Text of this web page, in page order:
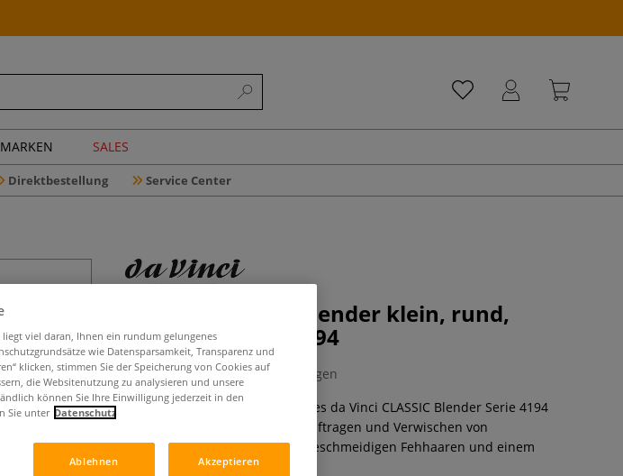
MARKEN SALES
Direktbestellung Service Center
da Vinci CLASSIC Blender klein, rund,
Fehhaare, Serie 4194
0 Bewertungen
Die speziell abgerundete Form des da Vinci CLASSIC Blender Serie 4194
Pinsels vereinfacht das exakte Auftragen und Verwischen von
Augenmakeup. Hergestellt aus geschmeidigen Fehhaaren und einem
handlichen Holzgriff.
viel daran, Ihnen ein rundum gelungenes
wie Datensparsamkeit, Transparenz und
klicken, stimmen Sie der Speicherung von Cookies auf
die Websitenutzung zu analysieren und unsere
können Sie Ihre Einwilligung jederzeit in den
Sie unter Datenschutz
Ablehnen Akzeptieren